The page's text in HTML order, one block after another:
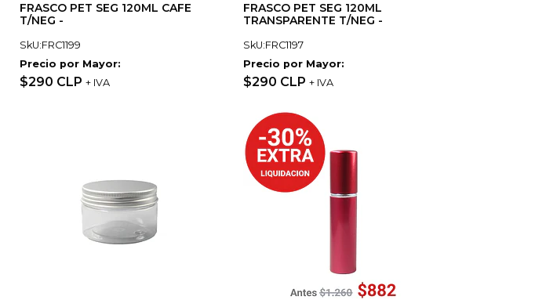
FRASCO PET SEG 120ML CAFE
T/NEG -
SkU:FRC1199
Precio por Mayor:
$290 CLP + IVA
FRASCO PET SEG 120ML
TRANSPARENTE T/NEG -
SkU:FRC1197
Precio por Mayor:
$290 CLP + IVA